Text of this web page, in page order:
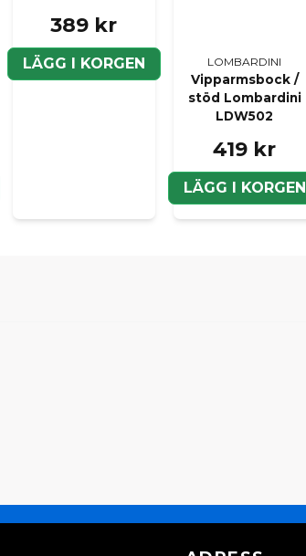
389 kr
LÄGG I KORGEN LOMBARDINI
Vipparmsbock /
stöd Lombardini
LDW502
419 kr
LÄGG I KORGEN